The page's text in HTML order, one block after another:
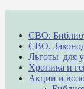
СВО:
СВО.
Льготы для
Хроника и
Акции и